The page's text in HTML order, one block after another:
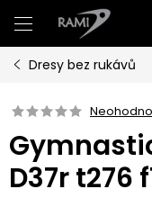
na
obsah
Dresy bez rukávů
D37r t276